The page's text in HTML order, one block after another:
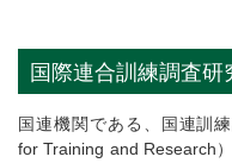
国際連合訓練調査
国連機関である、国連訓
for Training and Research